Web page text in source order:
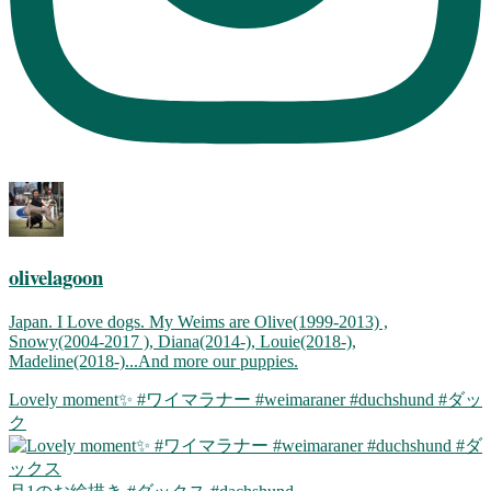
olivelagoon
Japan. I Love dogs. My Weims are Olive(1999-2013) ,
Snowy(2004-2017 ), Diana(2014-), Louie(2018-),
Madeline(2018-)...And more our puppies.
Lovely moment✨ #ワイマラナー #weimaraner #duchshund #ダッ
ク